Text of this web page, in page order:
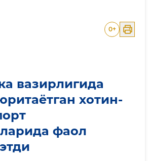
0+
вазирлигида
хотин-
фаол